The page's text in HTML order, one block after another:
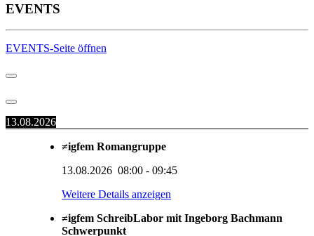
EVENTS
EVENTS-Seite öffnen
13.08.2026
≠igfem Romangruppe
13.08.2026 08:00 - 09:45
Weitere Details anzeigen
≠igfem SchreibLabor mit Ingeborg Bachmann
Schwerpunkt